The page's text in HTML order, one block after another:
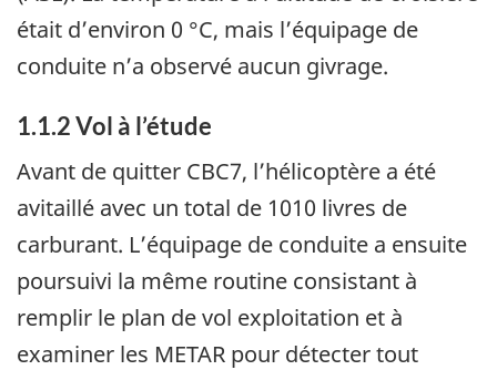
était d’environ 0 °C, mais l’équipage de
conduite n’a observé aucun givrage.
1.1.2Vol à l’étude
Avant de quitter CBC7, l’hélicoptère a été
avitaillé avec un total de 1010 livres de
carburant. L’équipage de conduite a ensuite
poursuivi la même routine consistant à
remplir le plan de vol exploitation et à
examiner les METAR pour détecter tout